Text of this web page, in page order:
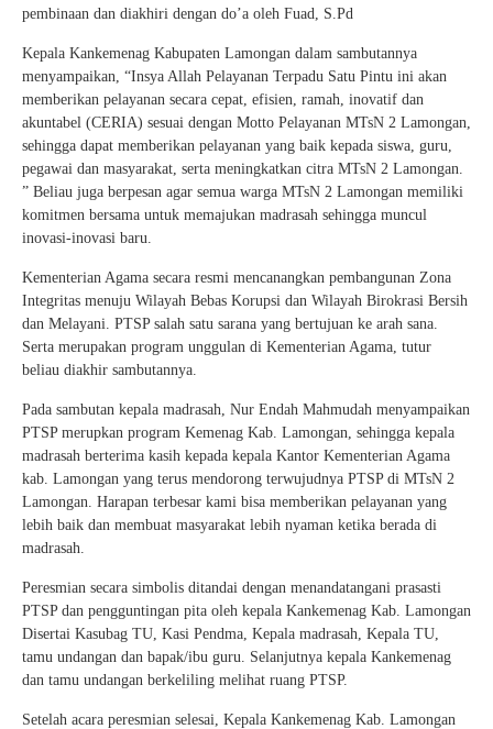
pembinaan dan diakhiri dengan do’a oleh Fuad, S.Pd
Kepala Kankemenag Kabupaten Lamongan dalam sambutannya
menyampaikan, “Insya Allah Pelayanan Terpadu Satu Pintu ini akan
memberikan pelayanan secara cepat, efisien, ramah, inovatif dan
akuntabel (CERIA) sesuai dengan Motto Pelayanan MTsN 2 Lamongan,
sehingga dapat memberikan pelayanan yang baik kepada siswa, guru,
pegawai dan masyarakat, serta meningkatkan citra MTsN 2 Lamongan.
” Beliau juga berpesan agar semua warga MTsN 2 Lamongan memiliki
komitmen bersama untuk memajukan madrasah sehingga muncul
inovasi-inovasi baru.
Kementerian Agama secara resmi mencanangkan pembangunan Zona
Integritas menuju Wilayah Bebas Korupsi dan Wilayah Birokrasi Bersih
dan Melayani. PTSP salah satu sarana yang bertujuan ke arah sana.
Serta merupakan program unggulan di Kementerian Agama, tutur
beliau diakhir sambutannya.
Pada sambutan kepala madrasah, Nur Endah Mahmudah menyampaikan
PTSP merupkan program Kemenag Kab. Lamongan, sehingga kepala
madrasah berterima kasih kepada kepala Kantor Kementerian Agama
kab. Lamongan yang terus mendorong terwujudnya PTSP di MTsN 2
Lamongan. Harapan terbesar kami bisa memberikan pelayanan yang
lebih baik dan membuat masyarakat lebih nyaman ketika berada di
madrasah.
Peresmian secara simbolis ditandai dengan menandatangani prasasti
PTSP dan pengguntingan pita oleh kepala Kankemenag Kab. Lamongan
Disertai Kasubag TU, Kasi Pendma, Kepala madrasah, Kepala TU,
tamu undangan dan bapak/ibu guru. Selanjutnya kepala Kankemenag
dan tamu undangan berkeliling melihat ruang PTSP.
Setelah acara peresmian selesai, Kepala Kankemenag Kab. Lamongan